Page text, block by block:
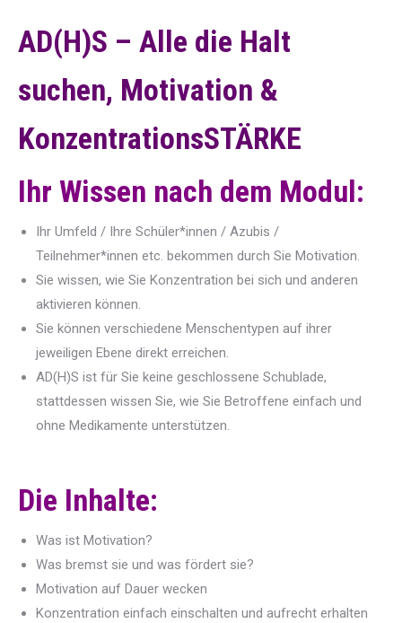
AD(H)S – Alle die Halt
suchen, Motivation &
KonzentrationsSTÄRKE
Ihr Wissen nach dem Modul:
Ihr Umfeld / Ihre Schüler*innen / Azubis /
Teilnehmer*innen etc. bekommen durch Sie Motivation.
Sie wissen, wie Sie Konzentration bei sich und anderen
aktivieren können.
Sie können verschiedene Menschentypen auf ihrer
jeweiligen Ebene direkt erreichen.
AD(H)S ist für Sie keine geschlossene Schublade,
stattdessen wissen Sie, wie Sie Betroffene einfach und
ohne Medikamente unterstützen.
Die Inhalte:
Was ist Motivation?
Was bremst sie und was fördert sie?
Motivation auf Dauer wecken
Konzentration einfach einschalten und aufrecht erhalten